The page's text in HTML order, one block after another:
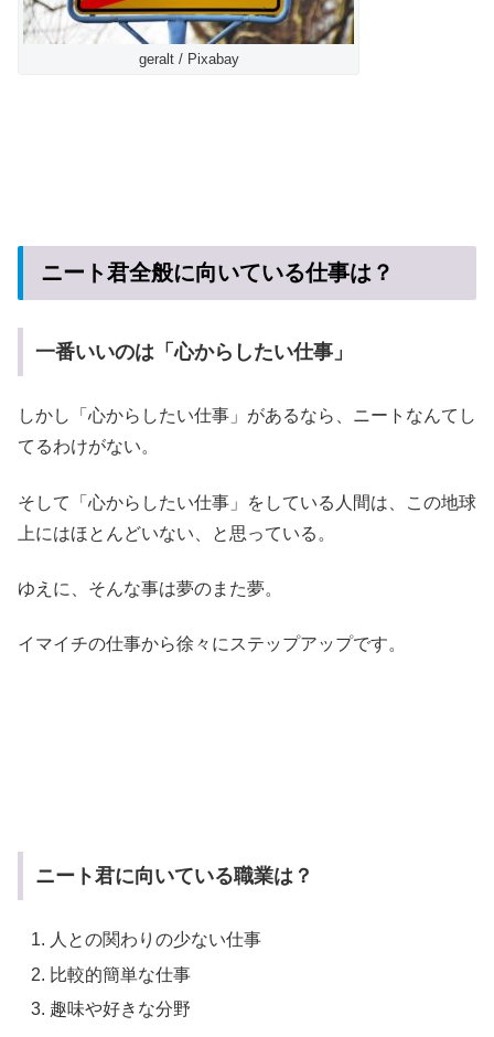
geralt / Pixabay
ニート君全般に向いている仕事は？
一番いいのは「心からしたい仕事」
しかし「心からしたい仕事」があるなら、ニートなんてし
てるわけがない。
そして「心からしたい仕事」をしている人間は、この地球
上にはほとんどいない、と思っている。
ゆえに、そんな事は夢のまた夢。
イマイチの仕事から徐々にステップアップです。
ニート君に向いている職業は？
人との関わりの少ない仕事
比較的簡単な仕事
趣味や好きな分野